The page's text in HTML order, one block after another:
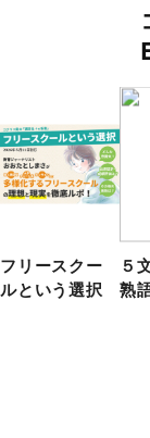
フリースクー
ルという選択
５
熟